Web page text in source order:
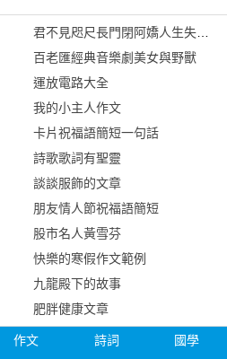
君不見咫尺長門閉阿嬌人生失意無
百老匯經典音樂劇美女與野獸
運放電路大全
我的小主人作文
卡片祝福語簡短一句話
詩歌歌詞有聖靈
談談服飾的文章
朋友情人節祝福語簡短
股市名人黃雪芬
快樂的寒假作文範例
九龍殿下的故事
肥胖健康文章
作文 詩詞 國學